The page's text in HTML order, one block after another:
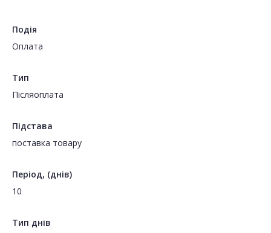
Подія
Оплата
Тип
Пiсляоплата
Підстава
поставка товару
Період, (днів)
10
Тип днів